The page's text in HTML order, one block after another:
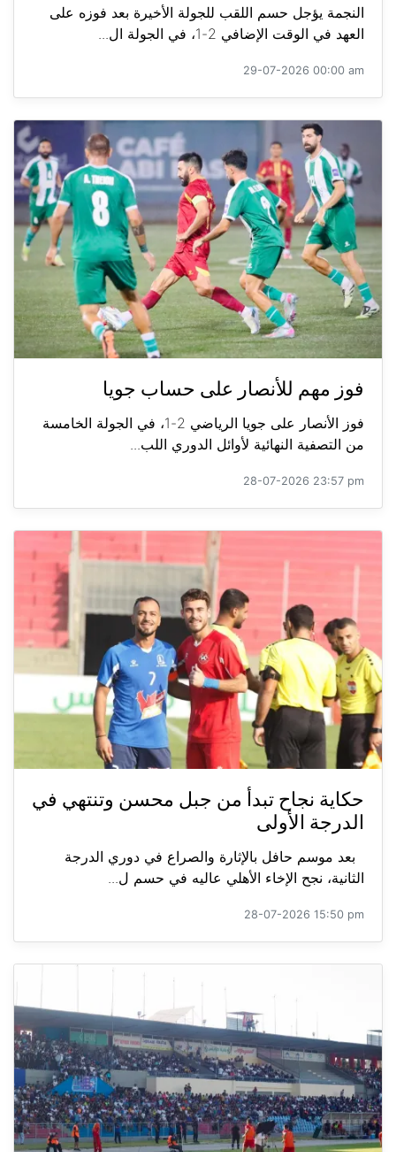
النجمة يؤجل حسم اللقب للجولة الأخيرة بعد فوزه على
العهد في الوقت الإضافي 2-1، في الجولة ال...
29-07-2026 00:00 am
فوز مهم للأنصار على حساب جويا
فوز الأنصار على جويا الرياضي 2-1، في الجولة الخامسة
من التصفية النهائية لأوائل الدوري اللب...
28-07-2026 23:57 pm
حكاية نجاح تبدأ من جبل محسن وتنتهي في
الدرجة الأولى
بعد موسم حافل بالإثارة والصراع في دوري الدرجة
الثانية، نجح الإخاء الأهلي عاليه في حسم ل...
28-07-2026 15:50 pm